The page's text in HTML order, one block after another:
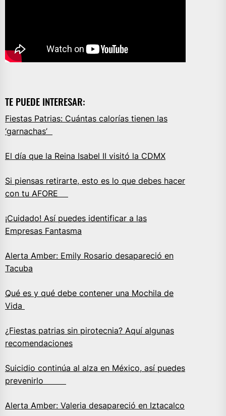
TE PUEDE INTERESAR:
Fiestas Patrias: Cuántas calorías tienen las
‘garnachas’
El día que la Reina Isabel II visitó la CDMX
Si piensas retirarte, esto es lo que debes hacer
con tu AFORE
¡Cuidado! Así puedes identificar a las
Empresas Fantasma
Alerta Amber: Emily Rosario desapareció en
Tacuba
Qué es y qué debe contener una Mochila de
Vida
¿Fiestas patrias sin pirotecnia? Aquí algunas
recomendaciones
Suicidio continúa al alza en México, así puedes
prevenirlo
Alerta Amber: Valeria desapareció en Iztacalco